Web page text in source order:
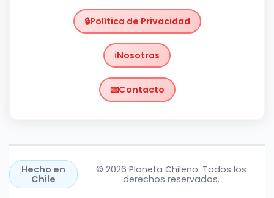
Política de Privacidad
Nosotros
Contacto
Hecho en
Chile
© 2026 Planeta Chileno. Todos los
derechos reservados.